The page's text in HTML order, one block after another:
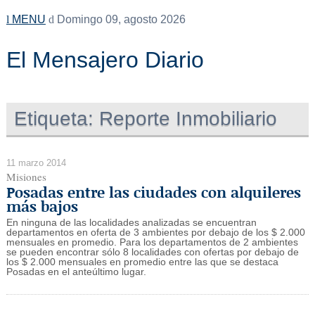
MENU Domingo 09, agosto 2026
El Mensajero Diario
Etiqueta: Reporte Inmobiliario
11 marzo 2014
Misiones
Posadas entre las ciudades con alquileres
más bajos
En ninguna de las localidades analizadas se encuentran
departamentos en oferta de 3 ambientes por debajo de los $ 2.000
mensuales en promedio. Para los departamentos de 2 ambientes
se pueden encontrar sólo 8 localidades con ofertas por debajo de
los $ 2.000 mensuales en promedio entre las que se destaca
Posadas en el anteúltimo lugar.